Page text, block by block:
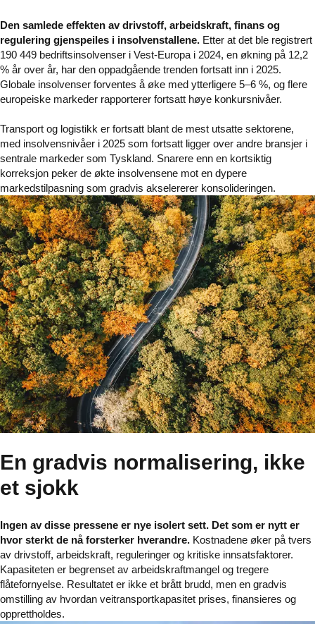
Den samlede effekten av drivstoff, arbeidskraft, finans og
regulering gjenspeiles i insolvenstallene. Etter at det ble registrert
190 449 bedriftsinsolvenser i Vest-Europa i 2024, en økning på 12,2
% år over år, har den oppadgående trenden fortsatt inn i 2025.
Globale insolvenser forventes å øke med ytterligere 5–6 %, og flere
europeiske markeder rapporterer fortsatt høye konkursnivåer.
Transport og logistikk er fortsatt blant de mest utsatte sektorene,
med insolvensnivåer i 2025 som fortsatt ligger over andre bransjer i
sentrale markeder som Tyskland. Snarere enn en kortsiktig
korreksjon peker de økte insolvensene mot en dypere
markedstilpasning som gradvis akselererer konsolideringen.
En gradvis normalisering, ikke
et sjokk
Ingen av disse pressene er nye isolert sett. Det som er nytt er
hvor sterkt de nå forsterker hverandre. Kostnadene øker på tvers
av drivstoff, arbeidskraft, reguleringer og kritiske innsatsfaktorer.
Kapasiteten er begrenset av arbeidskraftmangel og tregere
flåtefornyelse. Resultatet er ikke et brått brudd, men en gradvis
omstilling av hvordan veitransportkapasitet prises, finansieres og
opprettholdes.